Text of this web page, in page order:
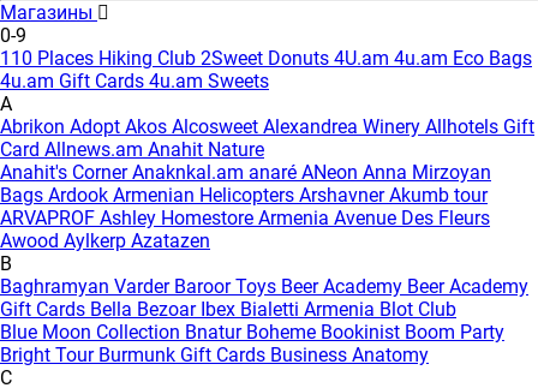
Магазины
0-9
110 Places Hiking Club 2Sweet Donuts 4U.am 4u.am Eco Bags
4u.am Gift Cards 4u.am Sweets
A
Abrikon Adopt Akos Alcosweet Alexandrea Winery Allhotels Gift
Card Allnews.am Anahit Nature
Anahit's CornerAnaknkal.am anaré ANeon Anna Mirzoyan
Bags Ardook Armenian Helicopters Arshavner Akumb tour
ARVAPROF Ashley Homestore Armenia Avenue Des Fleurs
Awood Aylkerp Azatazen
B
Baghramyan Varder Baroor Toys Beer Academy Beer Academy
Gift Cards Bella Bezoar Ibex Bialetti Armenia Blot Club
Blue Moon Collection Bnatur Boheme Bookinist Boom Party
Bright Tour Burmunk Gift Cards Business Anatomy
C